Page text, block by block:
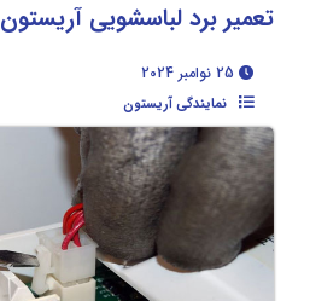
تعمیر برد لباسشویی آریستون
نمایندگی آریستون